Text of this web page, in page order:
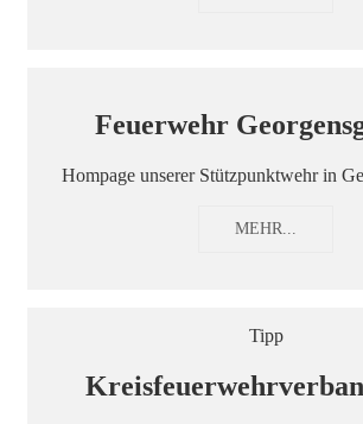
Feuerwehr
Hompage unserer Stützpunktwehr in
MEHR...
Tipp